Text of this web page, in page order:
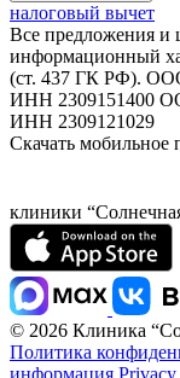
налоговый вычет
Все предложения и
информационный
(ст. 437 ГК РФ).
ИНН 2309151400
ИНН 2309121029
Скачать мобильное
клиники
© 2026 Клиника
Политика
информация Privacy